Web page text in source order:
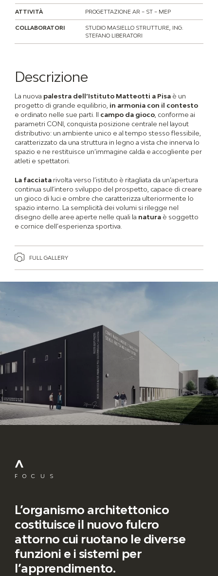
ATTIVITÀ PROGETTAZIONE AR – ST – MEP
COLLABORATORI
STUDIO MASIELLO STRUTTURE, ING.
STEFANO LIBERATORI
Descrizione
La nuova palestra dell’Istituto Matteotti a Pisa è un
progetto di grande equilibrio, in armonia con il contesto
e ordinato nelle sue parti. Il campo da gioco , conforme ai
parametri CONI, conquista posizione centrale nel layout
distributivo: un ambiente unico e al tempo stesso flessibile,
caratterizzato da una struttura in legno a vista che innerva lo
spazio e ne restituisce un’immagine calda e accogliente per
atleti e spettatori.
La facciata rivolta verso l’istituto è ritagliata da un’apertura
continua sull’intero sviluppo del prospetto, capace di creare
un gioco di luci e ombre che caratterizza ulteriormente lo
spazio interno. La semplicità dei volumi si rilegge nel
disegno delle aree aperte nelle quali la natura è soggetto
e cornice dell’esperienza sportiva.
FULL GALLERY
FOCUS
L’organismo architettonico
costituisce il nuovo fulcro
attorno cui ruotano le diverse
funzioni e i sistemi per
l’apprendimento.